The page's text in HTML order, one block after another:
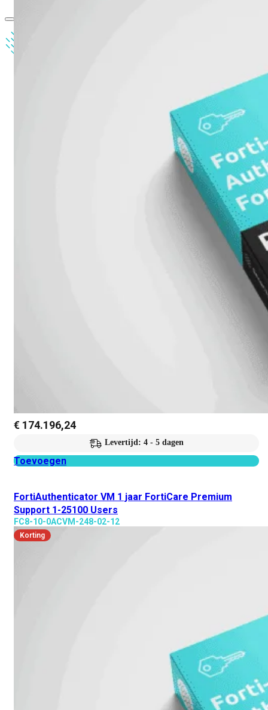
€ 174.196,24
Levertijd: 4 - 5 dagen
Toevoegen
FortiAuthenticator VM 1 jaar FortiCare Premium
Support 1-25100 Users
FC8-10-0ACVM-248-02-12
Korting